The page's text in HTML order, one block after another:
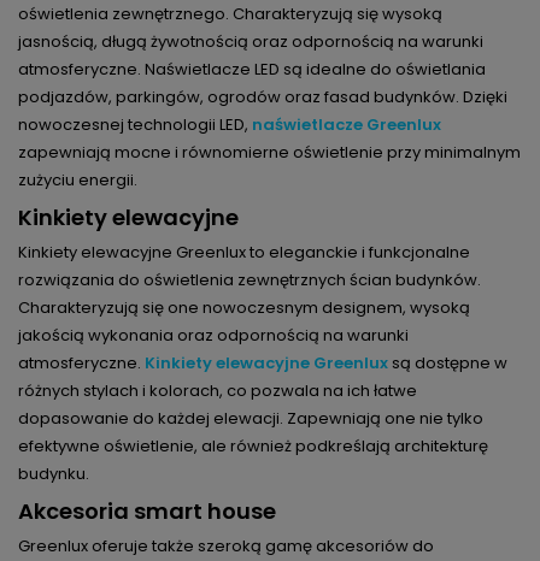
oświetlenia zewnętrznego. Charakteryzują się wysoką
jasnością, długą żywotnością oraz odpornością na warunki
atmosferyczne. Naświetlacze LED są idealne do oświetlania
podjazdów, parkingów, ogrodów oraz fasad budynków. Dzięki
nowoczesnej technologii LED, naświetlacze Greenlux
zapewniają mocne i równomierne oświetlenie przy minimalnym
zużyciu energii.
Kinkiety elewacyjne
Kinkiety elewacyjne Greenlux to eleganckie i funkcjonalne
rozwiązania do oświetlenia zewnętrznych ścian budynków.
Charakteryzują się one nowoczesnym designem, wysoką
jakością wykonania oraz odpornością na warunki
atmosferyczne. Kinkiety elewacyjne Greenlux są dostępne w
różnych stylach i kolorach, co pozwala na ich łatwe
dopasowanie do każdej elewacji. Zapewniają one nie tylko
efektywne oświetlenie, ale również podkreślają architekturę
budynku.
Akcesoria smart house
Greenlux oferuje także szeroką gamę akcesoriów do